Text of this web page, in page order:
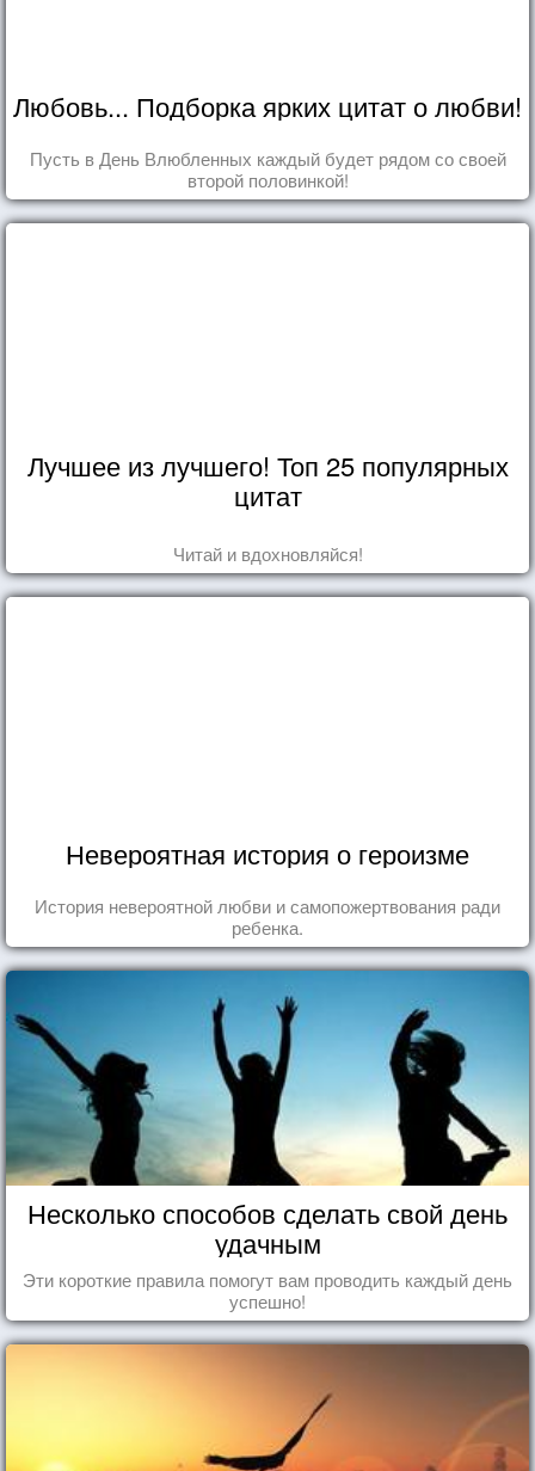
Любовь... Подборка ярких цитат о любви!
Пусть в День Влюбленных каждый будет рядом со своей
второй половинкой!
Лучшее из лучшего! Топ 25 популярных
цитат
Читай и вдохновляйся!
Невероятная история о героизме
История невероятной любви и самопожертвования ради
ребенка.
Несколько способов сделать свой день
удачным
Эти короткие правила помогут вам проводить каждый день
успешно!